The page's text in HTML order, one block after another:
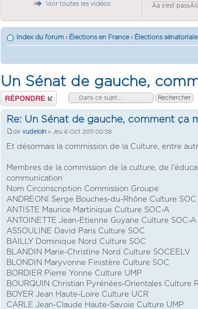
Voir toutes les vidéos Ãa s'est
Index du forum ‹ Élections en France ‹ Élections
Un Sénat de gauche,
Répondre
Re: Un Sénat de gauche, comment ça
de vudeloin » Jeu 6 Oct 2011 00:38
Et désormais la commission de la Culture, entre
Membres de la commission de la culture, de
communication
Nom Circonscription Commission Groupe
ANDREONI Serge Bouches-du-Rhône Culture SOC
ANTISTE Maurice Martinique Culture SOC-A
ANTOINETTE Jean-Etienne Guyane Culture SOC-A
ASSOULINE David Paris Culture SOC
BAILLY Dominique Nord Culture SOC
BLANDIN Marie-Christine Nord Culture SOCEELV
BLONDIN Maryvonne Finistère Culture SOC
BORDIER Pierre Yonne Culture UMP
BOURQUIN Christian Pyrénées-Orientales Culture
BOYER Jean Haute-Loire Culture UCR
CARLE Jean-Claude Haute-Savoie Culture UMP